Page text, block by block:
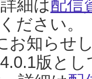
細は配信
ださい。
お知らせ
版と